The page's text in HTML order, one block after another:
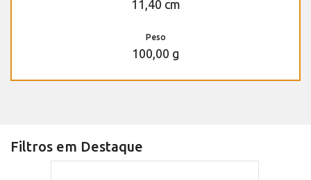
11,40 cm
Peso
100,00 g
Filtros em Destaque